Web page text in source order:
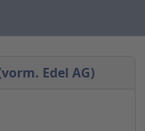
Edel AG)